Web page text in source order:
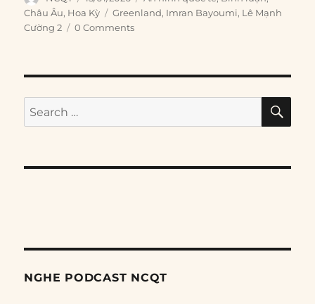
on
Châu Âu, Hoa Kỳ Tags
Greenland, Imran Bayoumi, Lê Mạnh
Cường 2
0 Comments
Search
for:
NGHE PODCAST NCQT